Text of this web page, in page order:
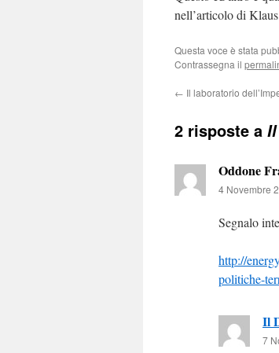
nell’articolo di
Questa voce è stata
Contrassegna il
← Il laboratorio
2 risposte a
Oddone
4 Novembre
Segnalo
http://
politiche-
Il
7